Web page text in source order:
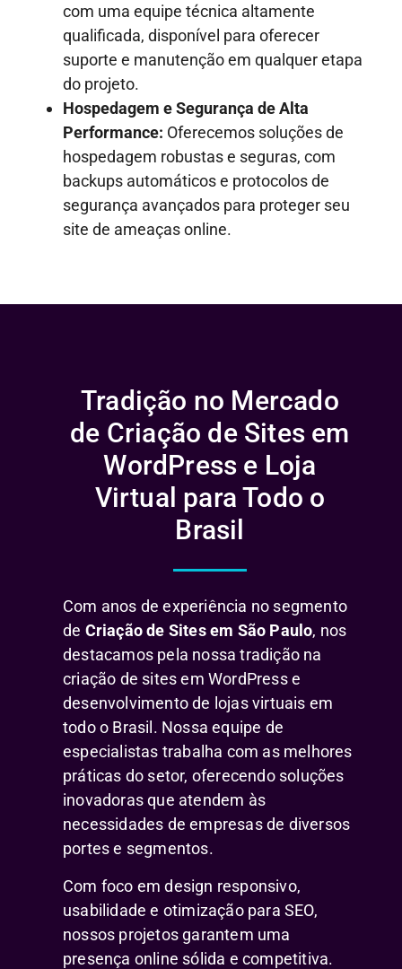
com uma equipe técnica altamente
qualificada, disponível para oferecer
suporte e manutenção em qualquer etapa
do projeto.
Hospedagem e Segurança de Alta
Performance: Oferecemos soluções de
hospedagem robustas e seguras, com
backups automáticos e protocolos de
segurança avançados para proteger seu
site de ameaças online.
Tradição no Mercado
de Criação de Sites em
WordPress e Loja
Virtual para Todo o
Brasil
Com anos de experiência no segmento
de Criação de Sites em São Paulo, nos
destacamos pela nossa tradição na
criação de sites em WordPress e
desenvolvimento de lojas virtuais em
todo o Brasil. Nossa equipe de
especialistas trabalha com as melhores
práticas do setor, oferecendo soluções
inovadoras que atendem às
necessidades de empresas de diversos
portes e segmentos.
Com foco em design responsivo,
usabilidade e otimização para SEO,
nossos projetos garantem uma
presença online sólida e competitiva.